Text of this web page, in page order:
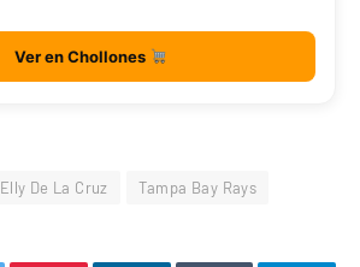
Ver en Chollones
Elly De La Cruz Tampa Bay Rays